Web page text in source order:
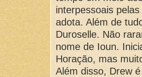
interpessoais
adota. Além de
Duroselle. Não
nome de Ioun.
Horação, mas
Além disso, Drew